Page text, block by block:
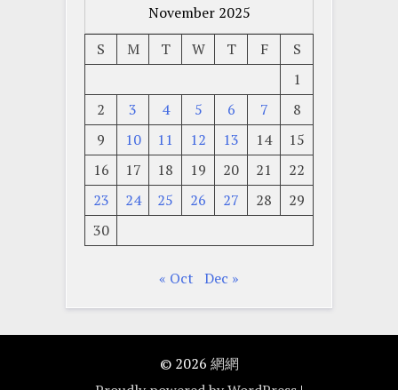
November 2025
S
M T W T F
S
1
2
3 4 5 6 7
8
9
10 11 12 13 14
15
16
17 18 19 20 21
22
23
24 25 26 27 28
29
30
« Oct Dec »
© 2026 網網